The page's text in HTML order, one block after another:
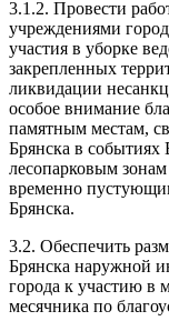
3.1.2. Провести
учреждениями
участия в уборке
закрепленных
ликвидации
особое внимание
памятным местам,
Брянска в
лесопарковым
временно
Брянска.
3.2. Обеспечить
Брянска наружной
города к участию в
месячника по